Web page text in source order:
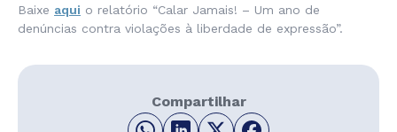
Baixe aqui o relatório “Calar Jamais! – Um ano de
denúncias contra violações à liberdade de expressão”.
Compartilhar